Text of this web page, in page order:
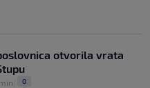
otvorila vrata
0